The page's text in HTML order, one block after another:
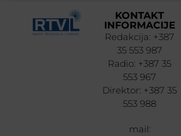
KONTAKT
INFORMACIJE
Redakcija: +387
35 553 987
Radio: +387 35
553 967
Direktor: +387 35
553 988
mail: